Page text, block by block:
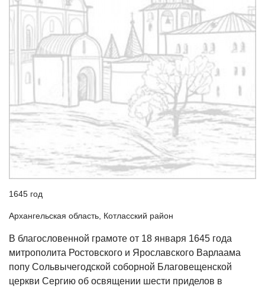
1645 год
Архангельская область, Котласский район
В благословенной грамоте от 18 января 1645 года
митрополита Ростовского и Ярославского Варлаама
попу Сольвычегодской соборной Благовещенской
церкви Сергию об освящении шести приделов в